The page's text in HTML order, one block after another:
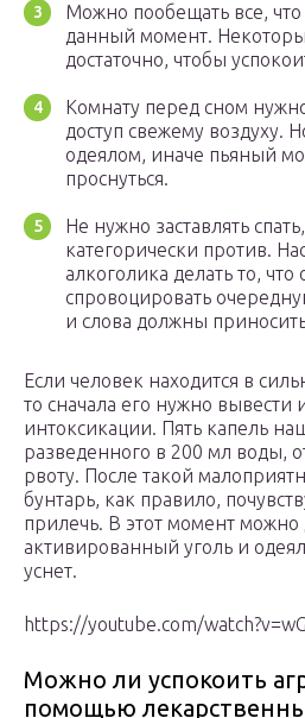
Можно пообещать все, что
данный момент.
достаточно, чтобы
Комнату перед сном
доступ свежему воздуху.
одеялом, иначе пьяный
проснуться.
Не нужно заставлять
категорически против.
алкоголика делать то,
спровоцировать
и слова должны
Если человек находится в
то сначала его нужно вывести
интоксикации. Пять капель
разведенного в 200 мл воды,
рвоту. После такой
бунтарь, как правило,
прилечь. В этот момент можно
активированный уголь и
уснет.
https://youtube.com/
Можно ли успокоить
помощью